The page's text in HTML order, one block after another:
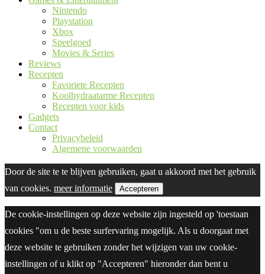
Nintendo
Playstation
Xbox
Speelgoed
Movies & Series
Reviews
Recepten
Favoriete Recepten
Koolhydraatarme Recepten
Recepten voor kids
Gadgets
Contact
Privacybeleid
Algemene voorwaarden
Door de site te te blijven gebruiken, gaat u akkoord met het gebruik
van cookies. meer informatie Accepteren
De cookie-instellingen op deze website zijn ingesteld op 'toestaan
cookies "om u de beste surfervaring mogelijk. Als u doorgaat met
deze website te gebruiken zonder het wijzigen van uw cookie-
instellingen of u klikt op "Accepteren" hieronder dan bent u